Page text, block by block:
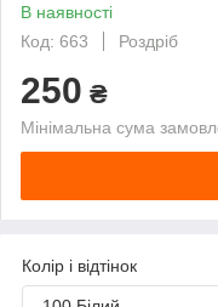
В наявності
Код: 663
Роздріб
250 ₴
Мінімальна сума
Колір і відтінок